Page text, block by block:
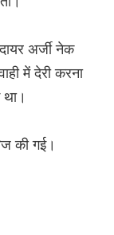
दायर अर्जी नेक
में देरी करना
की गई।